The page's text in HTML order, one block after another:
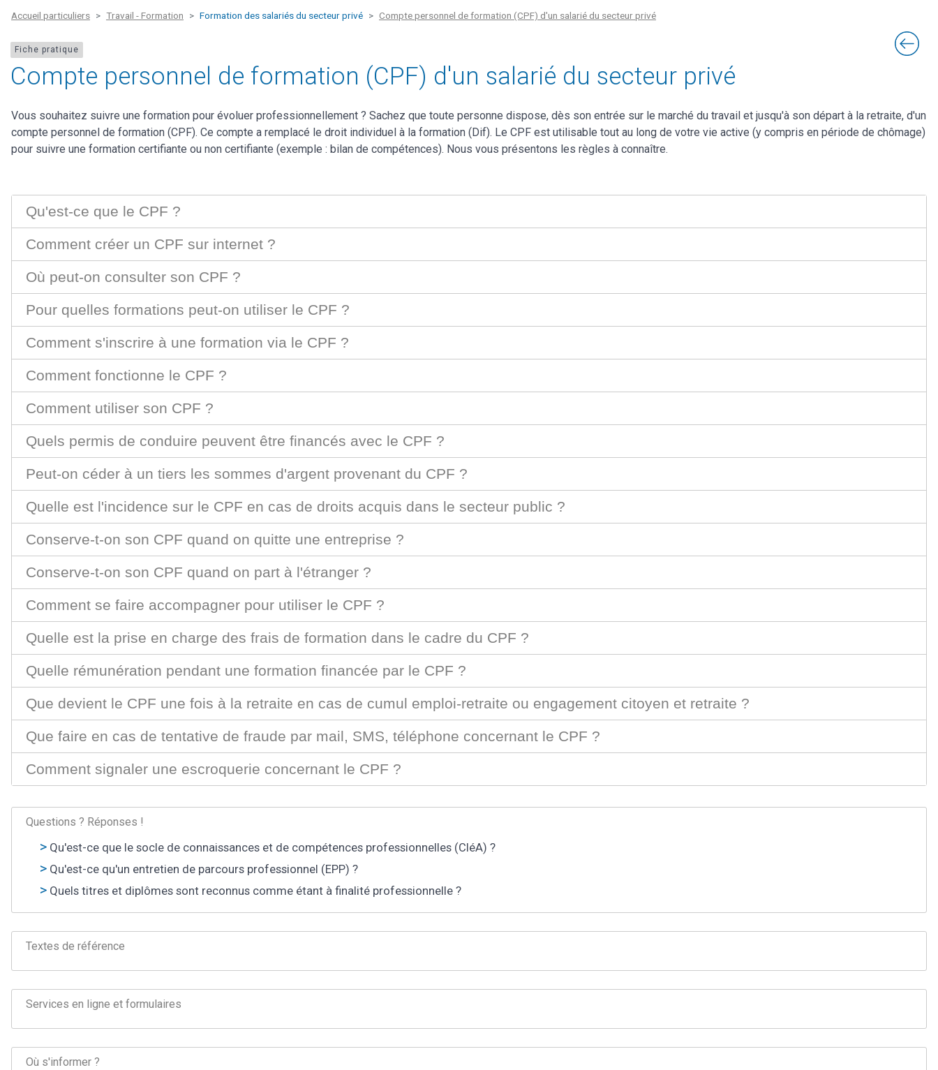
Accueil particuliers Travail - Formation Formation des salariés du secteur privé Compte personnel de formation (CPF) d'un salarié du secteur privé
Fiche pratique
Compte personnel de formation (CPF) d'un salarié du secteur privé
Vous souhaitez suivre une formation pour évoluer professionnellement ? Sachez que toute personne dispose, dès son entrée sur le marché du travail et jusqu'à son départ à la retraite, d'un
compte personnel de formation (CPF). Ce compte a remplacé le droit individuel à la formation (Dif). Le CPF est utilisable tout au long de votre vie active (y compris en période de chômage)
pour suivre une formation certifiante ou non certifiante (exemple : bilan de compétences). Nous vous présentons les règles à connaître.
Qu'est-ce que le CPF ?
Comment créer un CPF sur internet ?
Où peut-on consulter son CPF ?
Pour quelles formations peut-on utiliser le CPF ?
Comment s'inscrire à une formation via le CPF ?
Comment fonctionne le CPF ?
Comment utiliser son CPF ?
Quels permis de conduire peuvent être financés avec le CPF ?
Peut-on céder à un tiers les sommes d'argent provenant du CPF ?
Quelle est l'incidence sur le CPF en cas de droits acquis dans le secteur public ?
Conserve-t-on son CPF quand on quitte une entreprise ?
Conserve-t-on son CPF quand on part à l'étranger ?
Comment se faire accompagner pour utiliser le CPF ?
Quelle est la prise en charge des frais de formation dans le cadre du CPF ?
Quelle rémunération pendant une formation financée par le CPF ?
Que devient le CPF une fois à la retraite en cas de cumul emploi-retraite ou engagement citoyen et retraite ?
Que faire en cas de tentative de fraude par mail, SMS, téléphone concernant le CPF ?
Comment signaler une escroquerie concernant le CPF ?
Questions ? Réponses !
Qu'est-ce que le socle de connaissances et de compétences professionnelles (CléA) ?
Qu'est-ce qu'un entretien de parcours professionnel (EPP) ?
Quels titres et diplômes sont reconnus comme étant à finalité professionnelle ?
Textes de référence
Services en ligne et formulaires
Où s'informer ?